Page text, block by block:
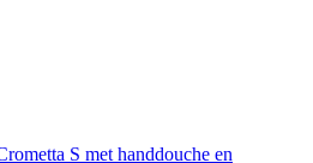
S met handdouche en